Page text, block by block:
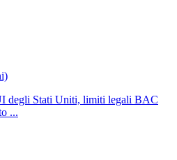
degli Stati Uniti, limiti legali BAC
...